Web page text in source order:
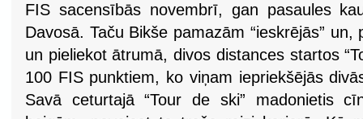
FIS sacensībās novembrī, gan pasaules
Davosā. Taču Bikše pamazām “ieskrējās”
un pieliekot ātrumā, divos distances startos
100 FIS punktiem, ko viņam iepriekšējās
Savā ceturtajā “Tour de ski” madonietis